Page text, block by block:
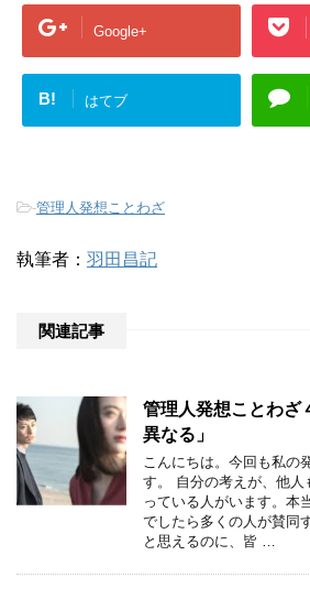
Google+
B! はてブ
-管理人発想ことわざ
執筆者： 羽田昌記
関連記事
管理人発想ことわざ
異なる」
こんにちは。今回も私の
す。 自分の考えが、他人
っている人がいます。本
でしたら多くの人が賛同
と思えるのに、皆 …